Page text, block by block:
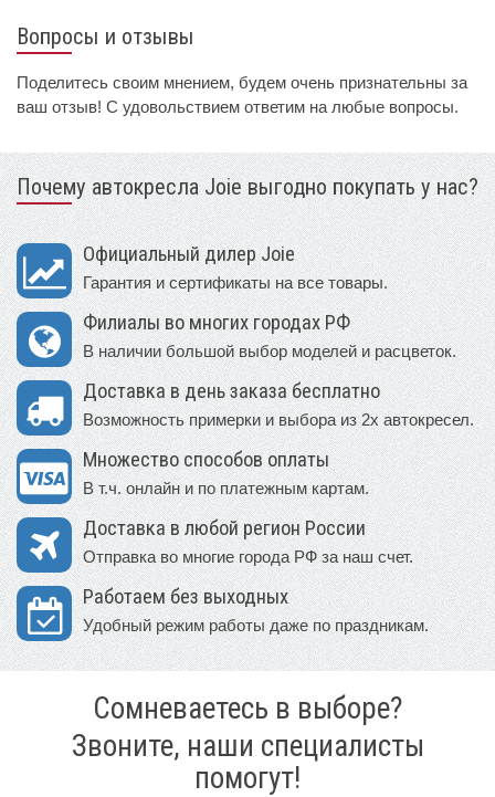
Вопросы и отзывы
Поделитесь своим мнением, будем очень признательны за
ваш отзыв! С удовольствием ответим на любые вопросы.
Почему автокресла Joie выгодно покупать у нас?
Официальный дилер Joie
Гарантия и сертификаты на все товары.
Филиалы во многих городах РФ
В наличии большой выбор моделей и расцветок.
Доставка в день заказа бесплатно
Возможность примерки и выбора из 2х автокресел.
Множество способов оплаты
В т.ч. онлайн и по платежным картам.
Доставка в любой регион России
Отправка во многие города РФ за наш счет.
Работаем без выходных
Удобный режим работы даже по праздникам.
Сомневаетесь в выборе?
Звоните, наши специалисты
помогут!